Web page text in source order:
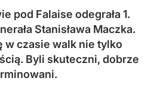
pod Falaise odegrała 1.
Stanisława Maczka.
w czasie walk nie tylko
Byli skuteczni, dobrze